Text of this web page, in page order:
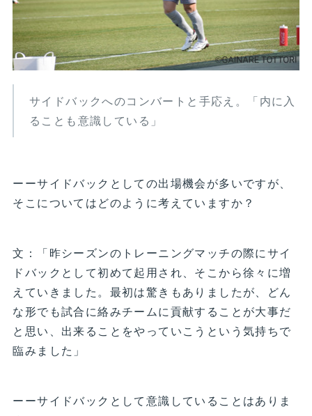
サイドバックへのコンバートと手応え。「内に入
ることも意識している」
ーーサイドバックとしての出場機会が多いですが、
そこについてはどのように考えていますか？
文：「昨シーズンのトレーニングマッチの際にサイ
ドバックとして初めて起用され、そこから徐々に増
えていきました。最初は驚きもありましたが、どん
な形でも試合に絡みチームに貢献することが大事だ
と思い、出来ることをやっていこうという気持ちで
臨みました」
ーーサイドバックとして意識していることはありま